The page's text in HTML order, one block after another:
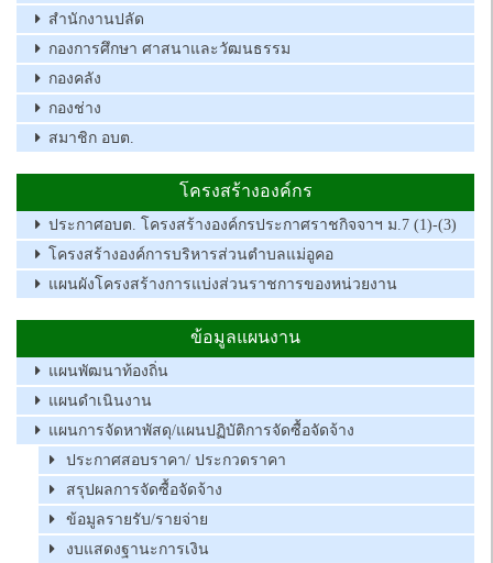
สำนักงานปลัด
กองการศึกษา ศาสนาและวัฒนธรรม
กองคลัง
กองช่าง
สมาชิก อบต.
โครงสร้างองค์กร
ประกาศอบต. โครงสร้างองค์กรประกาศราชกิจจาฯ ม.7 (1)-(3)
โครงสร้างองค์การบริหารส่วนตำบลแม่อูคอ
แผนผังโครงสร้างการแบ่งส่วนราชการของหน่วยงาน
ข้อมูลแผนงาน
แผนพัฒนาท้องถิ่น
แผนดำเนินงาน
แผนการจัดหาพัสดุ/แผนปฏิบัติการจัดซื้อจัดจ้าง
ประกาศสอบราคา/ ประกวดราคา
สรุปผลการจัดซื้อจัดจ้าง
ข้อมูลรายรับ/รายจ่าย
งบแสดงฐานะการเงิน